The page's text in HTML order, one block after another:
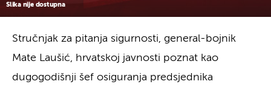
Slika nije dostupna
Stručnjak za pitanja sigurnosti, general-bojnik
Mate Laušić, hrvatskoj javnosti poznat kao
dugogodišnji šef osiguranja predsjednika